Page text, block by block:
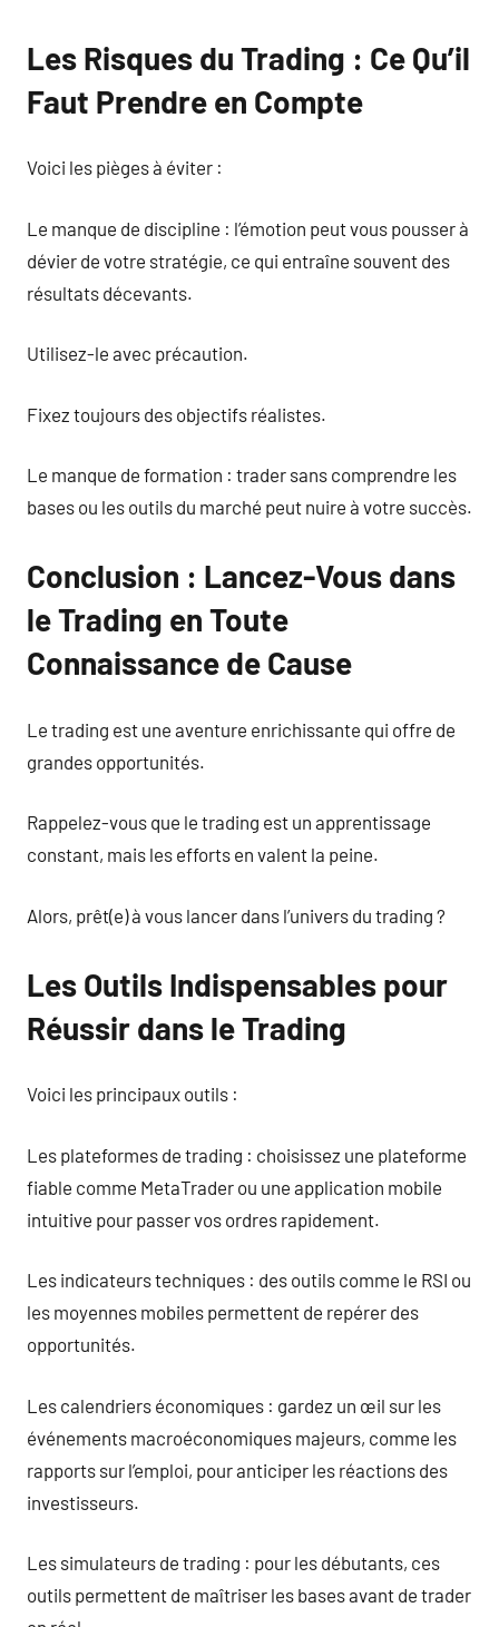
Les Risques du Trading : Ce Qu’il
Faut Prendre en Compte
Voici les pièges à éviter :
Le manque de discipline : l’émotion peut vous pousser à
dévier de votre stratégie, ce qui entraîne souvent des
résultats décevants.
Utilisez-le avec précaution.
Fixez toujours des objectifs réalistes.
Le manque de formation : trader sans comprendre les
bases ou les outils du marché peut nuire à votre succès.
Conclusion : Lancez-Vous dans
le Trading en Toute
Connaissance de Cause
Le trading est une aventure enrichissante qui offre de
grandes opportunités.
Rappelez-vous que le trading est un apprentissage
constant, mais les efforts en valent la peine.
Alors, prêt(e) à vous lancer dans l’univers du trading ?
Les Outils Indispensables pour
Réussir dans le Trading
Voici les principaux outils :
Les plateformes de trading : choisissez une plateforme
fiable comme MetaTrader ou une application mobile
intuitive pour passer vos ordres rapidement.
Les indicateurs techniques : des outils comme le RSI ou
les moyennes mobiles permettent de repérer des
opportunités.
Les calendriers économiques : gardez un œil sur les
événements macroéconomiques majeurs, comme les
rapports sur l’emploi, pour anticiper les réactions des
investisseurs.
Les simulateurs de trading : pour les débutants, ces
outils permettent de maîtriser les bases avant de trader